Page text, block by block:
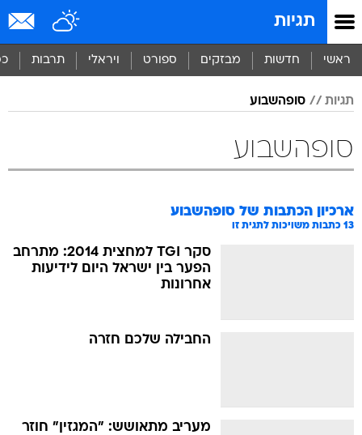
תגיות
ראשי חדשות מבזקים ספורט ויראלי תרבות
תגיות סופהשבוע
סופהשבוע
ארכיון הכתבות של סופהשבוע
13 כתבות משויכות לתגית זו
סקר TGI למחצית 2014: מתרחב
הפער בין ישראל היום לידיעות
אחרונות
החבילה שלכם חזרה
מעריב מתאושש: "המגזין" חוזר